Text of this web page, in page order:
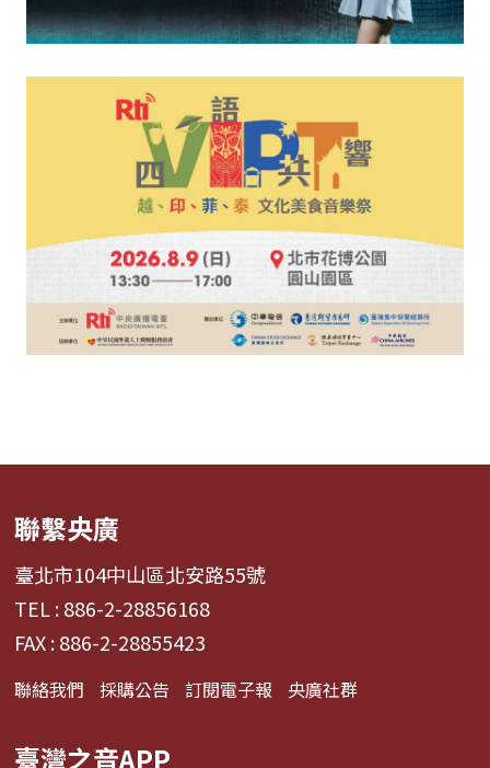
聯繫央廣
臺北市104中山區北安路55號
TEL : 886-2-28856168
FAX : 886-2-28855423
聯絡我們 採購公告 訂閱電子報 央廣社群
臺灣之音APP